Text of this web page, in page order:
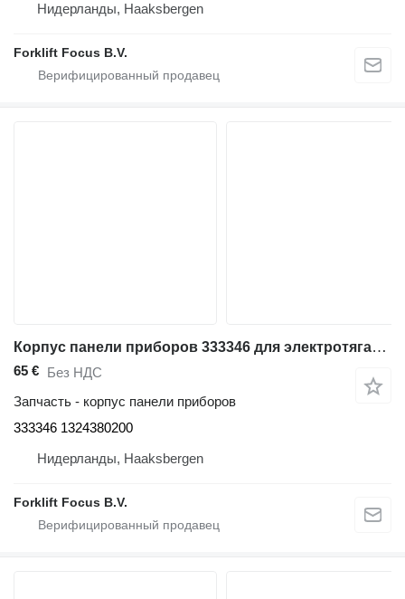
Нидерланды, Haaksbergen
Forklift Focus B.V.
Корпус панели приборов 333346 для электротягача Linde P30, Series 132
65 € Без НДС
Запчасть - корпус панели приборов
333346 1324380200
Нидерланды, Haaksbergen
Forklift Focus B.V.